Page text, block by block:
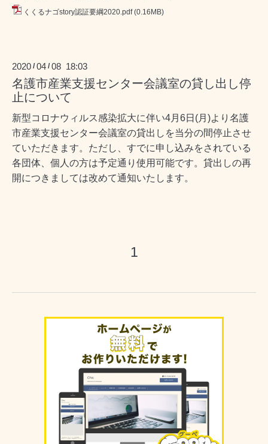
くくるナゴstory認証要綱2020.pdf (0.16MB)
2020 /04 /08 18:03
名護市産業支援センター会議室の貸し出し停
止について
新型コロナウィルス感染拡大に伴い4月 6日 (月 )より名護
市産業支援センター会議室の貸出しを当分の間停止させ
ていただきます。ただし、すでに申し込みをされている
各団体、個人の方は予定通り使用可能です。貸出しの再
開につきましては改めて通知いたします。
1